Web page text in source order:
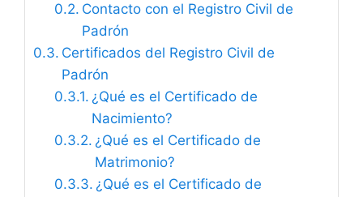
Contacto con el Registro Civil de
Padrón
Certificados del Registro Civil de
Padrón
¿Qué es el Certificado de
Nacimiento?
¿Qué es el Certificado de
Matrimonio?
¿Qué es el Certificado de